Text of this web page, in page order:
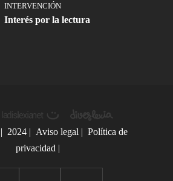
INTERVENCIÓN
Interés por la lectura
| 2024 | Aviso legal | Política de
privacidad |